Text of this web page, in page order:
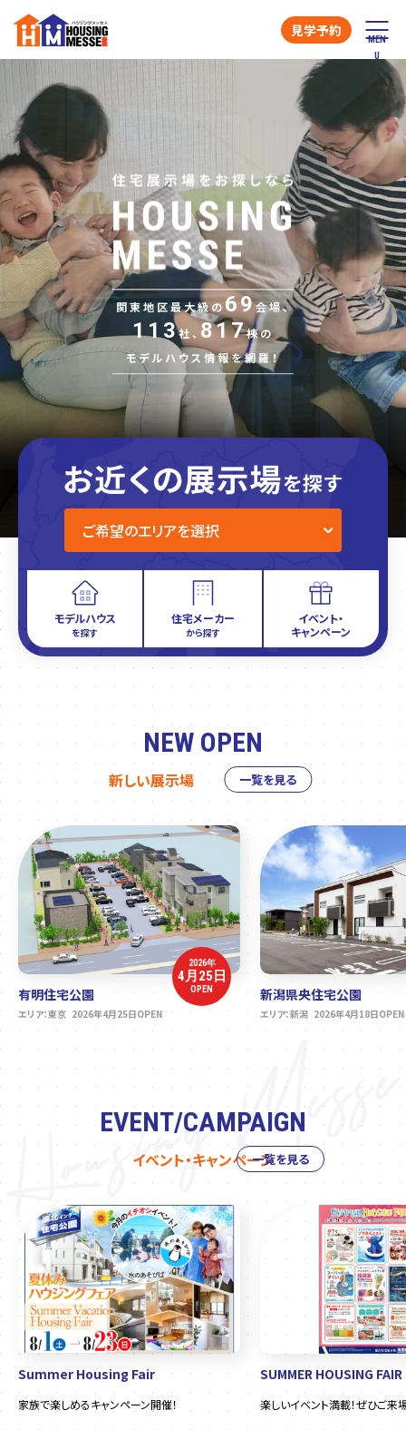
見学予約
関東地区最大級の 69会場、
113社、 817棟の
モデルハウス情報を網羅！
モデルハウス
を探す
住宅メーカー
から探す
イベント・
キャンペーン
NEW OPEN
新しい展示場 一覧を見る
2026年
4月25日
OPEN
有明住宅公園
エリア：東京 2026年4月25日OPEN
新潟県央住宅公園
エリア：新潟 2026年4月18日OPEN
EVENT/CAMPAIGN
イベント・キャンペーン
Summer Housing Fair
家族で楽しめるキャンペーン開催！
SUMMER HOUSING FAIR
楽しいイベント満載！ぜひご来
一覧を見る